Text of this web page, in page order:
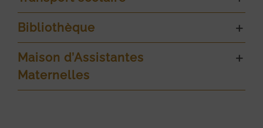
Bibliothèque
Maison d’Assistantes
Maternelles